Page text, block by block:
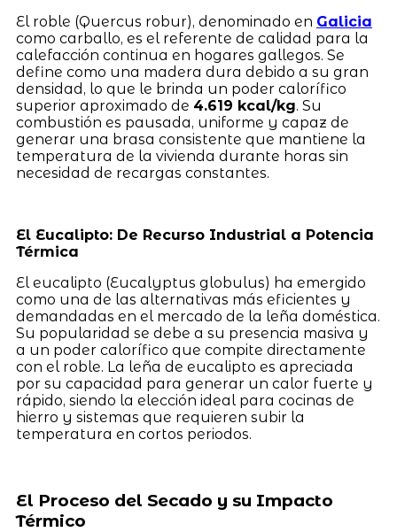
El roble (Quercus robur), denominado en Galicia
como carballo, es el referente de calidad para la
calefacción continua en hogares gallegos. Se
define como una madera dura debido a su gran
densidad, lo que le brinda un poder calorífico
superior aproximado de 4.619 kcal/kg. Su
combustión es pausada, uniforme y capaz de
generar una brasa consistente que mantiene la
temperatura de la vivienda durante horas sin
necesidad de recargas constantes.
El Eucalipto: De Recurso Industrial a Potencia
Térmica
El eucalipto (Eucalyptus globulus) ha emergido
como una de las alternativas más eficientes y
demandadas en el mercado de la leña doméstica.
Su popularidad se debe a su presencia masiva y
a un poder calorífico que compite directamente
con el roble. La leña de eucalipto es apreciada
por su capacidad para generar un calor fuerte y
rápido, siendo la elección ideal para cocinas de
hierro y sistemas que requieren subir la
temperatura en cortos periodos.
El Proceso del Secado y su Impacto
Térmico